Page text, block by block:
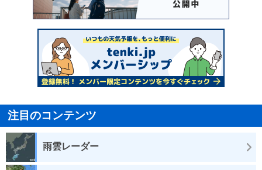
注目のコンテンツ
雨雲レーダー